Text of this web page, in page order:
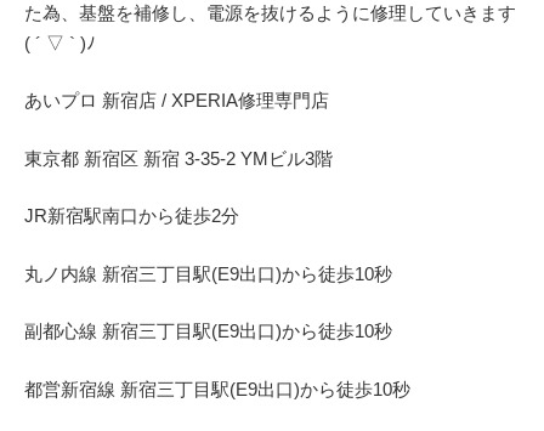
た為、基盤を補修し、電源を抜けるように修理していきます
( ´ ▽ ` )ﾉ
あいプロ 新宿店 / XPERIA修理専門店
東京都 新宿区 新宿 3-35-2 YMビル3階
JR新宿駅南口から徒歩2分
丸ノ内線 新宿三丁目駅(E9出口)から徒歩10秒
副都心線 新宿三丁目駅(E9出口)から徒歩10秒
都営新宿線 新宿三丁目駅(E9出口)から徒歩10秒